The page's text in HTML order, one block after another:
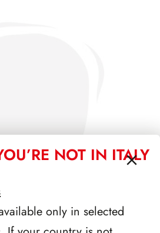
NOT IN ITALY
only in selected